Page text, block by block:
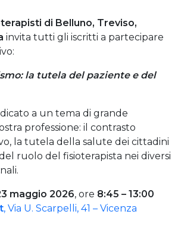
di Belluno, Treviso,
invita tutti gli iscritti a partecipare
la tutela del paziente e del
a un tema di grande
professione: il contrasto
la tutela della salute dei cittadini
ruolo del fisioterapista nei diversi
maggio 2026, ore 8:45 – 13:00
, Via U. Scarpelli, 41 – Vicenza